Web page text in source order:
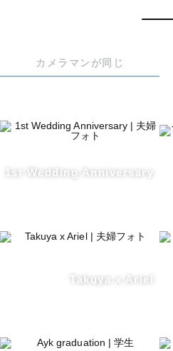
カメラマンが同じ
1st Wedding Anniversary
Takuya x Ariel